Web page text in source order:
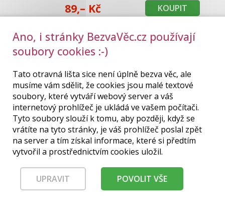
89,– Kč KOUPIT
Ano, i stránky BezvaVěc.cz používají
soubory cookies :-)
Tato otravná lišta sice není úplně bezva věc, ale
musíme vám sdělit, že cookies jsou malé textové
soubory, které vytváří webový server a váš
internetový prohlížeč je ukládá ve vašem počítači.
Tyto soubory slouží k tomu, aby později, když se
vrátíte na tyto stránky, je váš prohlížeč poslal zpět
na server a tím získal informace, které si předtím
vytvořil a prostřednictvím cookies uložil.
UPRAVIT POVOLIT VŠE